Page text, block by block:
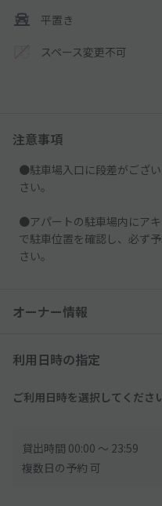
平置き
スペース変更不可
注意事項
●駐車場入口に段差がござ
さい。
●アパートの駐車場内にア
で駐車位置を確認し、必ず
さい。
オーナー情報
利用日時の指定
ご利用日時を選択してくださ
貸出時間 00:00 〜 23:59
複数日の予約 可